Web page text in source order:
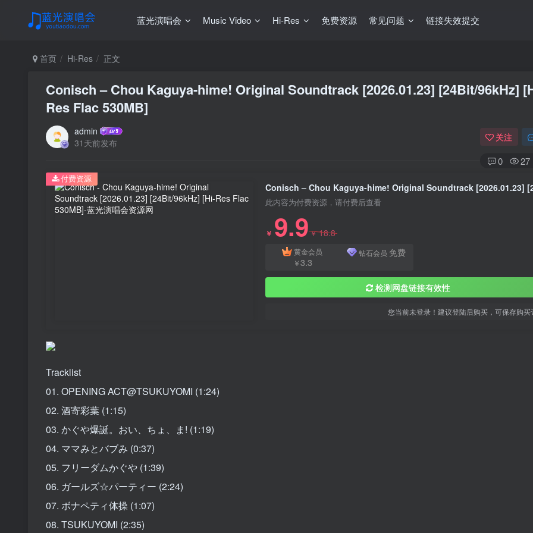
蓝光演唱会 Music Video Hi-Res 免费资源 常见问题 链接失效提交
首页 Hi-Res 正文
Conisch – Chou Kaguya-hime! Original Soundtrack [2026.01.23] [24Bit/96kHz]
Res Flac 530MB]
admin
31天前发布
关注
0 27
此内容为付费资源，请付费后查看
￥ 9.9￥18.8
黄金会员
￥3.3
钻石会员 免费
检测网盘链接有效性
您当前未登录！建议登陆后购买，可保存购买
付费资源
Tracklist
01. OPENING ACT@TSUKUYOMI (1:24)
02. 酒寄彩葉 (1:15)
03. かぐや爆誕。おい、ちょ、ま! (1:19)
04. ママみとバブみ (0:37)
05. フリーダムかぐや (1:39)
06. ガールズ☆パーティー (2:24)
07. ボナペティ体操 (1:07)
08. TSUKUYOMI (2:35)